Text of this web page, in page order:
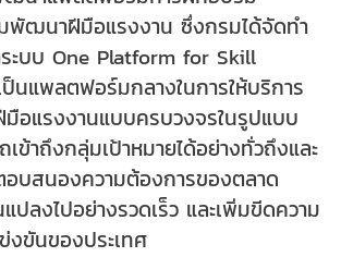
พัฒนาฝีมือแรงงาน ซึ่งกรมได้จัดทำ
ะบบ One Platform for Skill
นแพลตฟอร์มกลางในการให้บริการ
อแรงงานแบบครบวงจรในรูปแบบ
ข้าถึงกลุ่มเป้าหมายได้อย่างทั่วถึงและ
บสนองความต้องการของตลาด
ปลงไปอย่างรวดเร็ว และเพิ่มขีดความ
งขันของประเทศ